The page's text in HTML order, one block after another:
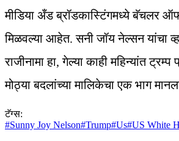
मीडिया अँड ब्रॉडकास्टिंगमध्ये बॅचलर
मिळवल्या आहेत. सनी जॉय नेल्सन यांचा
राजीनामा हा, गेल्या काही महिन्यांत
मोठ्या बदलांच्या मालिकेचा एक भाग
टॅग्स:
#Sunny Joy Nelson#Trump#Us#US White